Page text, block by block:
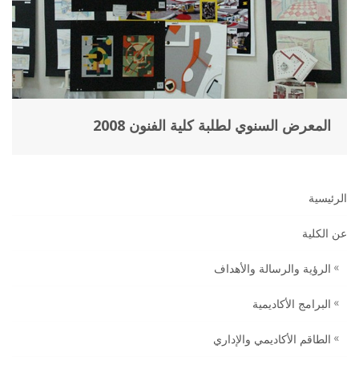
المعرض السنوي لطلبة كلية الفنون 2008
الرئيسية
عن الكلية
الرؤية والرسالة والأهداف
البرامج الأكاديمية
الطاقم الأكاديمي والإداري